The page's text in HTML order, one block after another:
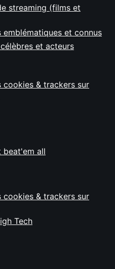
streaming (films et
emblématiques et connus
et acteurs
& trackers sur
beat'em all
& trackers sur
Tech